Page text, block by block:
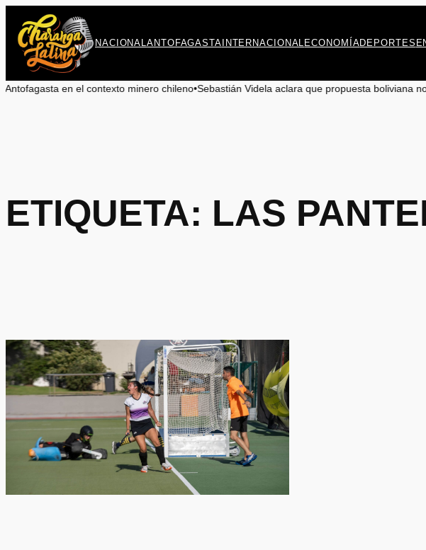
contenido
NACIONALANTOFAGASTA INTERNACIONAL ECONOMÍADEPORTES
el contexto minero chileno •Sebastián Videla aclara que propuesta boliviana no incluirá autos
ETIQUETA: LAS